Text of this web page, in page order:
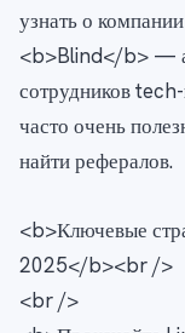
узнать о
<b>Blind</b> —
сотрудников
часто очень
найти рефералов.
<b>Ключевые
2025</b><br />
<br />